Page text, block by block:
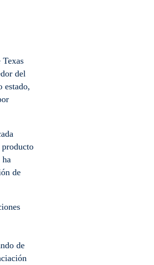
Texas
del
estado,
producto
ha
de
de